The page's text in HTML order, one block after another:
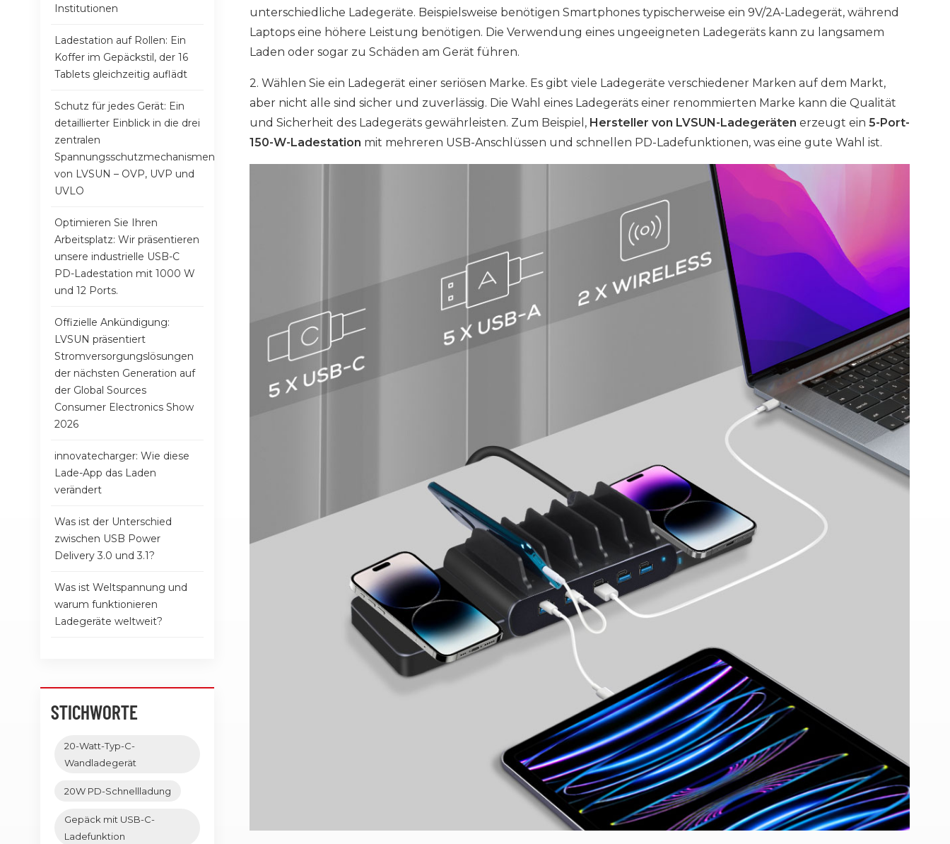
unterschiedliche Ladegeräte. Beispielsweise benötigen Smartphones typischerweise ein 9V/2A-Ladegerät, während
Laptops eine höhere Leistung benötigen. Die Verwendung eines ungeeigneten Ladegeräts kann zu langsamem
Laden oder sogar zu Schäden am Gerät führen.
2. Wählen Sie ein Ladegerät einer seriösen Marke. Es gibt viele Ladegeräte verschiedener Marken auf dem Markt,
aber nicht alle sind sicher und zuverlässig. Die Wahl eines Ladegeräts einer renommierten Marke kann die Qualität
und Sicherheit des Ladegeräts gewährleisten. Zum Beispiel, Hersteller von LVSUN-Ladegeräten erzeugt ein 5-Port-
150-W-Ladestation mit mehreren USB-Anschlüssen und schnellen PD-Ladefunktionen, was eine gute Wahl ist.
Institutionen
Ladestation auf Rollen: Ein
Koffer im Gepäckstil, der 16
Tablets gleichzeitig auflädt
Schutz für jedes Gerät: Ein
detaillierter Einblick in die drei
zentralen
Spannungsschutzmechanismen
von LVSUN – OVP, UVP und
UVLO
Optimieren Sie Ihren
Arbeitsplatz: Wir präsentieren
unsere industrielle USB-C
PD-Ladestation mit 1000 W
und 12 Ports.
Offizielle Ankündigung:
LVSUN präsentiert
Stromversorgungslösungen
der nächsten Generation auf
der Global Sources
Consumer Electronics Show
2026
innovatecharger: Wie diese
Lade-App das Laden
verändert
Was ist der Unterschied
zwischen USB Power
Delivery 3.0 und 3.1?
Was ist Weltspannung und
warum funktionieren
Ladegeräte weltweit?
STICHWORTE
20-Watt-Typ-C-
Wandladegerät
20W PD-Schnellladung
Gepäck mit USB-C-
Ladefunktion